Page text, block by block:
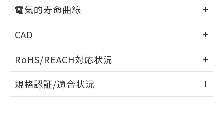
動作チャート
電気的寿命曲線
電気的寿命曲線
CAD
ドすることができます。
ログイン/会員登録
RoHS/REACH対応状況
EU RoHS 注意事項・凡例
規格認証/適合状況
既に当社にて対応品への在庫切替を完了
していることから、特段のことがない限
り、2022年1月12日より割愛しておりま